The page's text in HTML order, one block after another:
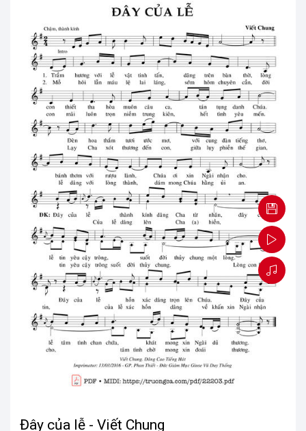
Đây của lễ - Viết Chung